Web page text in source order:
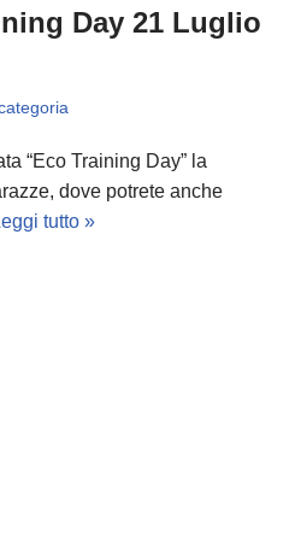
Day 21 Luglio
“Eco Training Day” la
dove potrete anche
tutto »